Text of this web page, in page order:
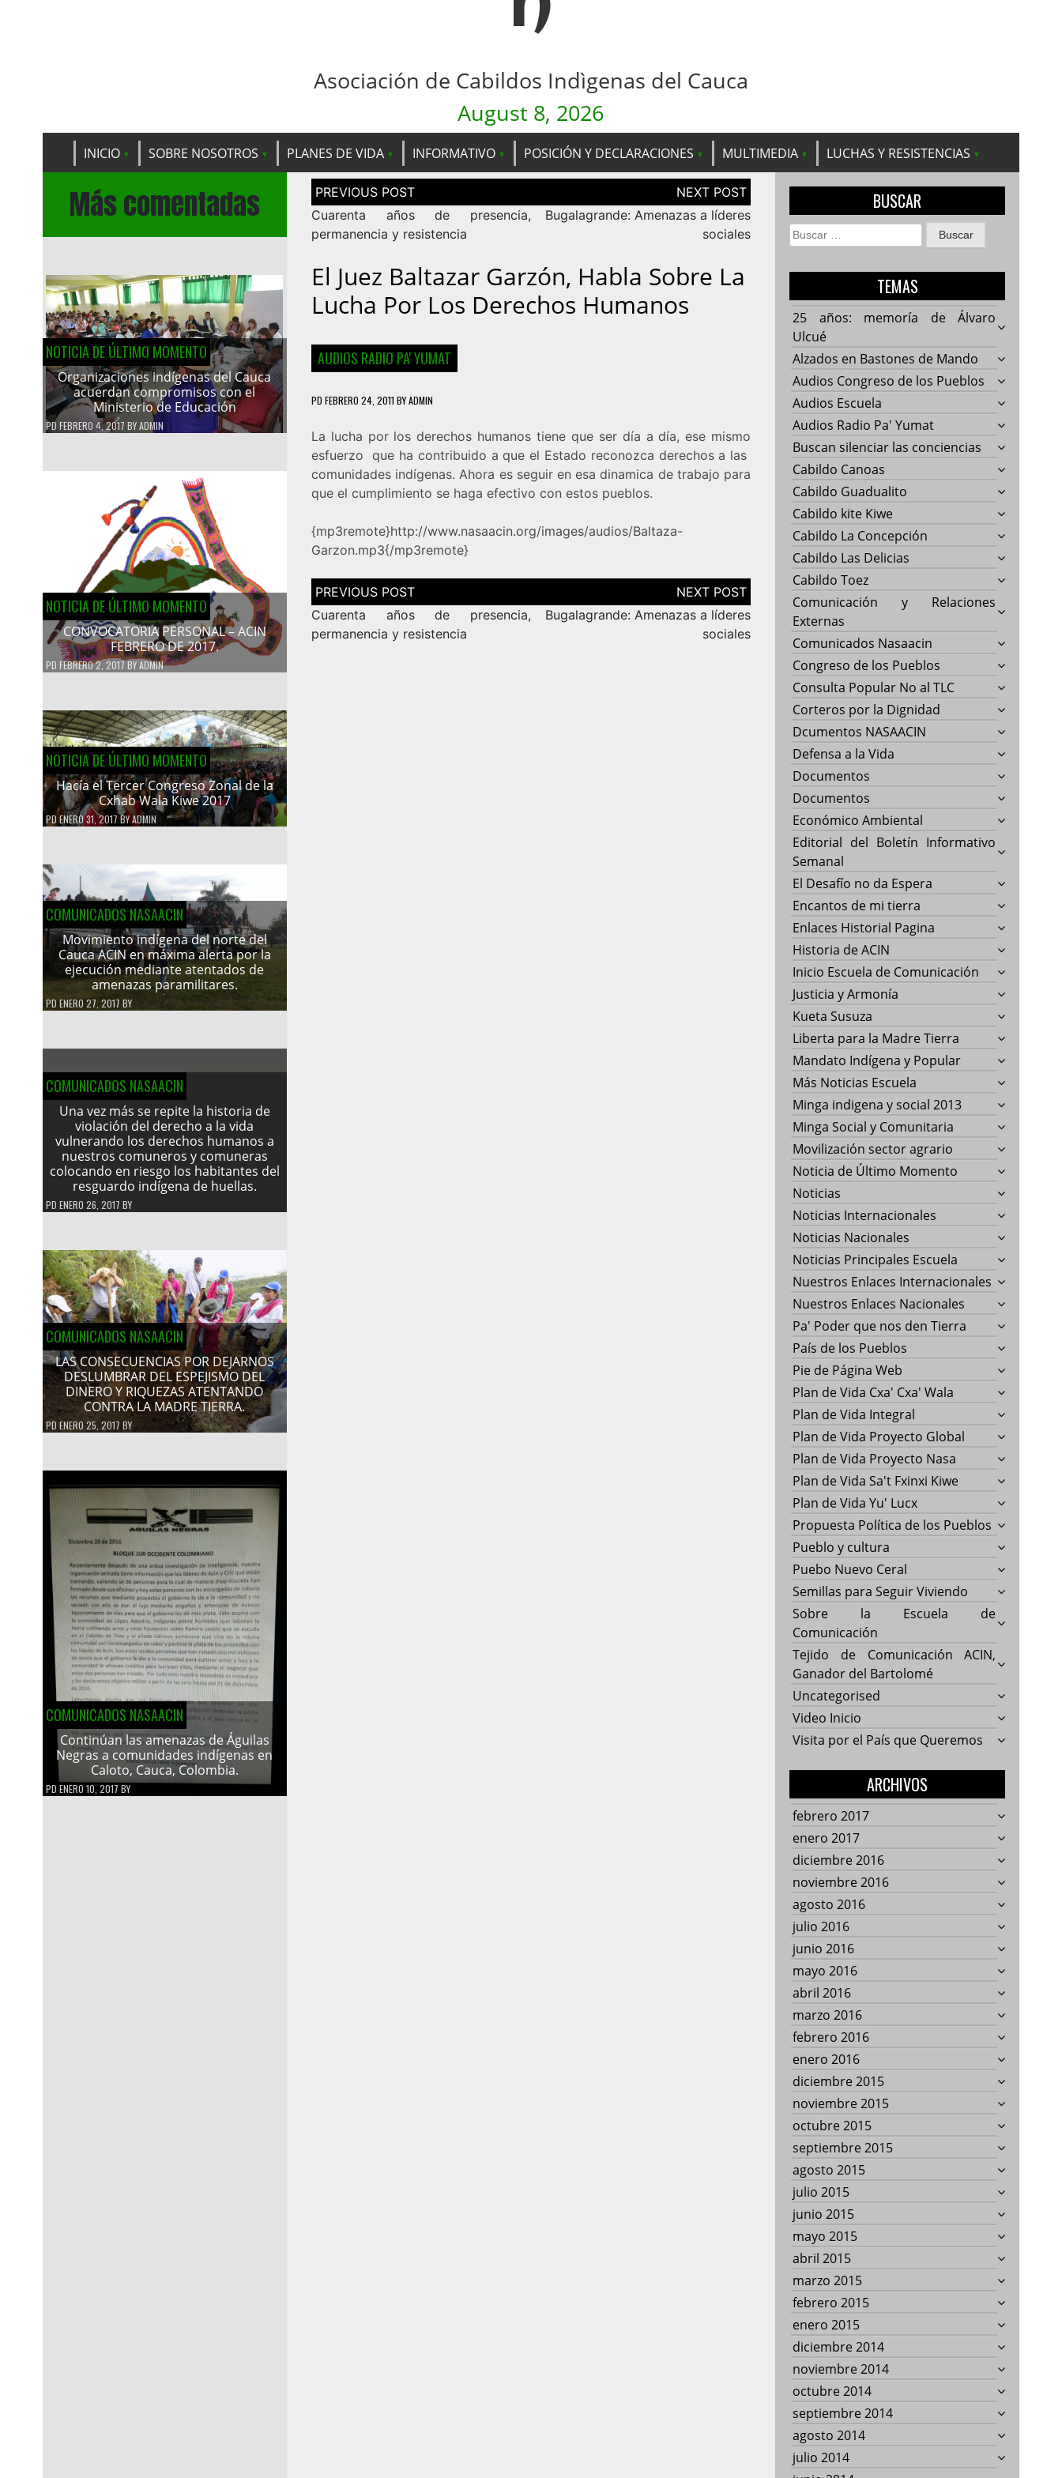
Asociación de Cabildos Indìgenas del Cauca
August 8, 2026
INICIO SOBRE NOSOTROS PLANES DE VIDA INFORMATIVO POSICIÓN Y DECLARACIONES MULTIMEDIA LUCHAS Y RESISTENCIAS
Más comentadas
NOTICIA DE ÚLTIMO MOMENTO
Organizaciones indígenas del Cauca
acuerdan compromisos con el
Ministerio de Educación
PD FEBRERO 4, 2017 BYADMIN
NOTICIA DE ÚLTIMO MOMENTO
CONVOCATORIA PERSONAL – ACIN
FEBRERO DE 2017.
PD FEBRERO 2, 2017BYADMIN
NOTICIA DE ÚLTIMO MOMENTO
Hacía el Tercer Congreso Zonal de la
Cxhab Wala Kiwe 2017
PDENERO 31, 2017BYADMIN
COMUNICADOS NASAACIN
Movimiento indígena del norte del
Cauca ACIN en máxima alerta por la
ejecución mediante atentados de
amenazas paramilitares.
PD ENERO 27, 2017 BY
COMUNICADOS NASAACIN
Una vez más se repite la historia de
violación del derecho a la vida
vulnerando los derechos humanos a
nuestros comuneros y comuneras
colocando en riesgo los habitantes del
resguardo indígena de huellas.
PD ENERO 26, 2017 BY
COMUNICADOS NASAACIN
LAS CONSECUENCIAS POR DEJARNOS
DESLUMBRAR DEL ESPEJISMO DEL
DINERO Y RIQUEZAS ATENTANDO
CONTRA LA MADRE TIERRA.
PDENERO 25, 2017 BY
COMUNICADOS NASAACIN
Continúan las amenazas de Águilas
Negras a comunidades indígenas en
Caloto, Cauca, Colombia.
PD ENERO 10, 2017 BY
Navegación
de
entradas
Cuarenta años de presencia,
permanencia y resistencia
Bugalagrande: Amenazas a líderes
sociales
El Juez Baltazar Garzón, Habla Sobre La
Lucha Por Los Derechos Humanos
AUDIOS RADIO PA' YUMAT
PD FEBRERO 24, 2011 BYADMIN
La lucha por los derechos humanos tiene que ser día a día, ese mismo
esfuerzo que ha contribuido a que el Estado reconozca derechos a las
comunidades indígenas. Ahora es seguir en esa dinamica de trabajo para
que el cumplimiento se haga efectivo con estos pueblos.
{mp3remote}http://www.nasaacin.org/images/audios/Baltaza-
Garzon.mp3{/mp3remote}
Navegación
de
entradas
Cuarenta años de presencia,
permanencia y resistencia
Bugalagrande: Amenazas a líderes
sociales
BUSCAR
Buscar:
TEMAS
25 años: memoría de Álvaro
Ulcué
Alzados en Bastones de Mando
Audios Congreso de los Pueblos
Audios Escuela
Audios Radio Pa' Yumat
Buscan silenciar las conciencias
Cabildo Canoas
Cabildo Guadualito
Cabildo kite Kiwe
Cabildo La Concepción
Cabildo Las Delicias
Cabildo Toez
Comunicación y Relaciones
Externas
Comunicados Nasaacin
Congreso de los Pueblos
Consulta Popular No al TLC
Corteros por la Dignidad
Dcumentos NASAACIN
Defensa a la Vida
Documentos
Documentos
Económico Ambiental
Editorial del Boletín Informativo
Semanal
El Desafío no da Espera
Encantos de mi tierra
Enlaces Historial Pagina
Historia de ACIN
Inicio Escuela de Comunicación
Justicia y Armonía
Kueta Susuza
Liberta para la Madre Tierra
Mandato Indígena y Popular
Más Noticias Escuela
Minga indigena y social 2013
Minga Social y Comunitaria
Movilización sector agrario
Noticia de Último Momento
Noticias
Noticias Internacionales
Noticias Nacionales
Noticias Principales Escuela
Nuestros Enlaces Internacionales
Nuestros Enlaces Nacionales
Pa' Poder que nos den Tierra
País de los Pueblos
Pie de Página Web
Plan de Vida Cxa' Cxa' Wala
Plan de Vida Integral
Plan de Vida Proyecto Global
Plan de Vida Proyecto Nasa
Plan de Vida Sa't Fxinxi Kiwe
Plan de Vida Yu' Lucx
Propuesta Política de los Pueblos
Pueblo y cultura
Puebo Nuevo Ceral
Semillas para Seguir Viviendo
Sobre la Escuela de
Comunicación
Tejido de Comunicación ACIN,
Ganador del Bartolomé
Uncategorised
Video Inicio
Visita por el País que Queremos
ARCHIVOS
febrero 2017
enero 2017
diciembre 2016
noviembre 2016
agosto 2016
julio 2016
junio 2016
mayo 2016
abril 2016
marzo 2016
febrero 2016
enero 2016
diciembre 2015
noviembre 2015
octubre 2015
septiembre 2015
agosto 2015
julio 2015
junio 2015
mayo 2015
abril 2015
marzo 2015
febrero 2015
enero 2015
diciembre 2014
noviembre 2014
octubre 2014
septiembre 2014
agosto 2014
julio 2014